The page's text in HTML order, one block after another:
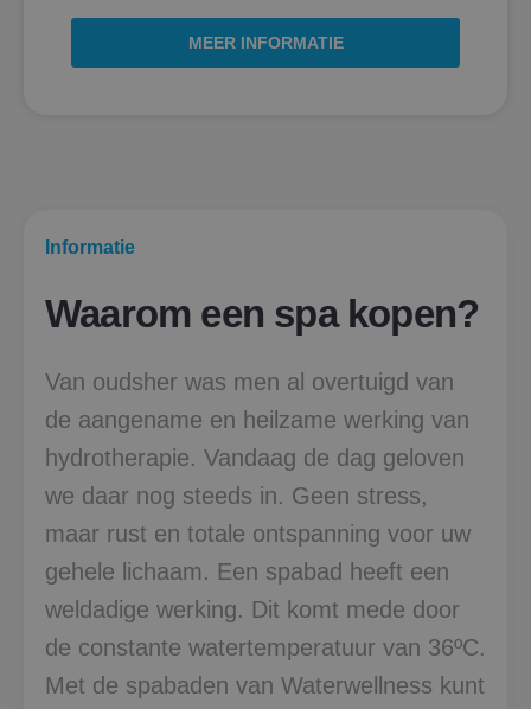
MEER INFORMATIE
Informatie
Waarom een spa kopen?
Van oudsher was men al overtuigd van
de aangename en heilzame werking van
hydrotherapie. Vandaag de dag geloven
we daar nog steeds in. Geen stress,
maar rust en totale ontspanning voor uw
gehele lichaam. Een spabad heeft een
weldadige werking. Dit komt mede door
de constante watertemperatuur van 36ºC.
Met de spabaden van Waterwellness kunt